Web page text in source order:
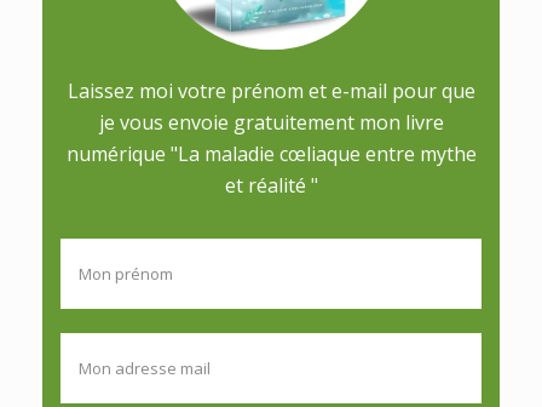
Laissez moi votre prénom et e-mail pour que
je vous envoie gratuitement mon livre
numérique "La maladie cœliaque entre mythe
et réalité "